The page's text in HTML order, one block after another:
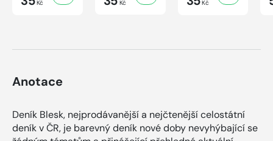
Kč Kč Kč
Anotace
Deník Blesk, nejprodávanější a nejčtenější celostátní
deník v ČR, je barevný deník nové doby nevyhýbající se